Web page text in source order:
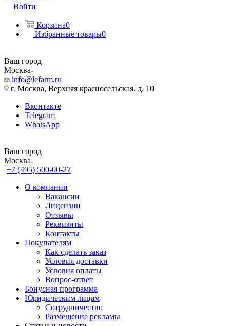
Войти
Корзина0
Избранные товары0
Ваш город
Москва
info@lefarm.ru
г. Москва, Верхняя красносельская, д. 10
Вконтакте
Telegram
WhatsApp
Ваш город
Москва
+7 (495) 500-00-27
О компании
Вакансии
Лицензии
Отзывы
Реквизиты
Контакты
Покупателям
Как сделать заказ
Условия доставки
Условия оплаты
Вопрос-ответ
Бонусная программа
Юридическим лицам
Сотрудничество
Размещение рекламы